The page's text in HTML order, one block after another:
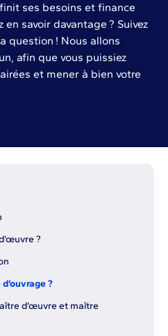
ses besoins et finance
en savoir davantage ? Suivez
question ! Nous allons
afin que vous puissiez
et mener à bien votre
?
?
d’œuvre et maître